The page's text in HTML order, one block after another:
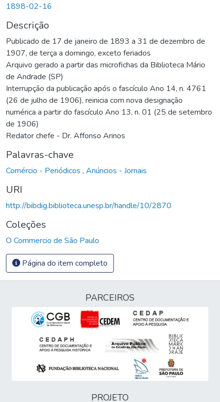
1898-02-16
Descrição
Publicado de 17 de janeiro de 1893 a 31 de dezembro de
1907, de terça a domingo, exceto feriados
Arquivo gerado a partir das microfichas da Biblioteca Mário
de Andrade (SP)
Interrupção da publicação após o fascículo Ano 14, n. 4761
(26 de julho de 1906), reinicia com nova designação
numérica a partir do fascículo Ano 13, n. 01 (25 de setembro
de 1906)
Redator chefe - Dr. Affonso Arinos
Palavras-chave
Comércio - Periódicos , Anúncios - Jornais
URI
http://bibdig.biblioteca.unesp.br/handle/10/2870
Coleções
O Commercio de São Paulo
Página do item completo
PARCEIROS
PROJETO